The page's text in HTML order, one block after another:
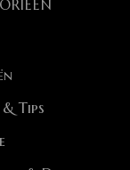
Tips